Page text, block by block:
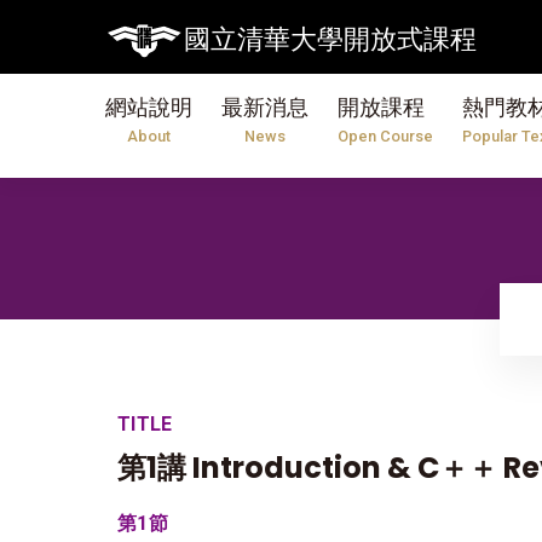
國立清華大學開放式課程
網站說明
About
最新消息
News
開放課程
Open Course
熱門教
Popular
【7/31】114
TITLE
第1講 Introduction & C＋＋
第1節